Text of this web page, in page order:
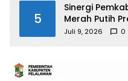
5
Sinergi
Merah Putih
Masyarakat
Juli 9, 2026 0